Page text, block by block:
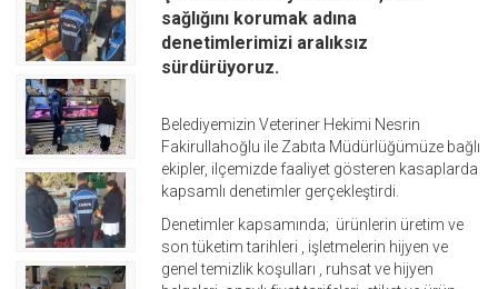
sağlığını korumak adına
denetimlerimizi aralıksız
sürdürüyoruz.
Belediyemizin Veteriner Hekimi Nesrin
Fakirullahoğlu ile Zabıta Müdürlüğümüze bağlı
ekipler, ilçemizde faaliyet gösteren kasaplarda
kapsamlı denetimler gerçekleştirdi.
Denetimler kapsamında; ürünlerin üretim ve
son tüketim tarihleri , işletmelerin hijyen ve
genel temizlik koşulları , ruhsat ve hijyen